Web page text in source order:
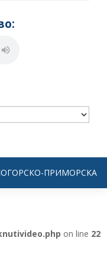
ПРИМОРСКА
on line 22